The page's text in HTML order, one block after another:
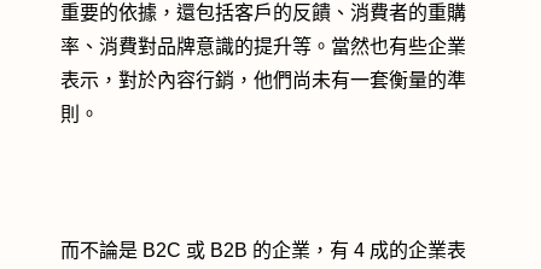
重要的依據，還包括客戶的反饋、消費者的重購
率、消費對品牌意識的提升等。當然也有些企業
表示，對於內容行銷，他們尚未有一套衡量的準
則。
而不論是 B2C 或 B2B 的企業，有 4 成的企業表